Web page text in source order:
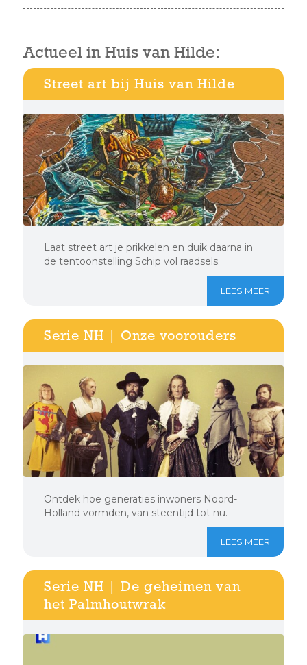
Actueel in Huis van Hilde:
Street art bij Huis van Hilde
Laat street art je prikkelen en duik daarna in
de tentoonstelling Schip vol raadsels.
LEES MEER
Serie NH | Onze voorouders
Ontdek hoe generaties inwoners Noord-
Holland vormden, van steentijd tot nu.
LEES MEER
Serie NH | De geheimen van
het Palmhoutwrak